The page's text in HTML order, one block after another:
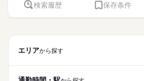
検索履歴 保存条件
エリアから探す